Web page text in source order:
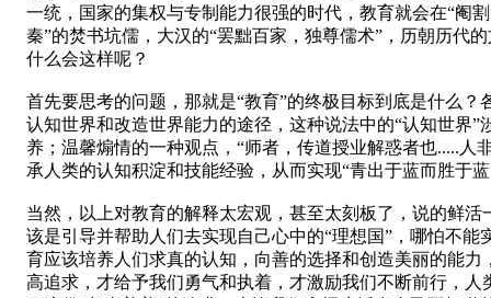
一统，国家的集权与专制能力很强的时代，教育就会在“阉
秦”的焚书坑儒，大汉的“罢黜百家，独尊儒术”，历朝历代
什么会这样呢？
首先要思考的问题，那就是“教育”的终极目标到底是什么
认知世界和改造世界能力的途径，这种说法中的“认知世界
养；温馨煽情的一种观点，“师者，传道授业解惑者也.....人
承人类的认知积淀和技能经验，从而实现“青出于蓝而胜于
当然，以上对教育的解释太宏观，甚至太刻板了，说的鲜
该是引导并帮助人们去实现自己心中的“理想国”，哪怕不
育应该培养人们求真的认知，向善的选择和创造美丽的能
高追求，才给予我们勇气和执着，才激励我们不断前行，